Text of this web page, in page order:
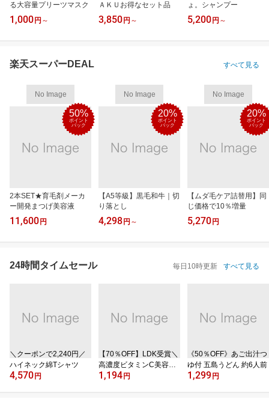
る大容量プリーツマスク
1,000 円 ～
ＡＫＵお得なセット品
3,850 円 ～
ょ。シャンプー
5,200 円 ～
楽天スーパーDEAL すべて見る
No Image
50%
ポイント
バック
2本SET★育毛剤メーカ
ー開発まつげ美容液
11,600 円
No Image
20%
ポイント
バック
【A5等級】黒毛和牛｜切
り落とし
4,298 円 ～
No Image
20%
ポイント
バック
【ムダ毛ケア詰替用】同
じ価格で10％増量
5,270 円
24時間タイムセール 毎日10時更新 すべて見る
＼クーポンで2,240円／
ハイネック綿Tシャツ
4,570 円
【70％OFF】LDK受賞＼
高濃度ビタミンC美容液
／
1,194 円
《50％OFF》あご出汁つ
ゆ付 五島うどん 約6人前
1,299 円